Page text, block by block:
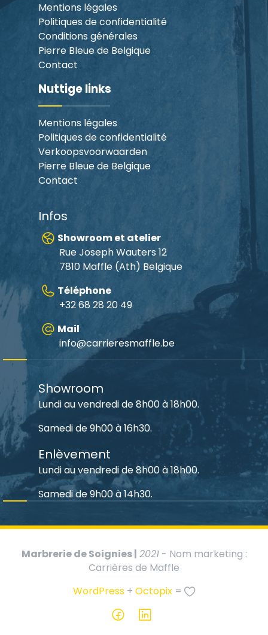
Mentions légales
Politiques de confidentialité
Conditions générales
Pierre Bleue de Belgique
Contact
Nuttige links
Mentions légales
Politiques de confidentialité
Verkoopsvoorwaarden
Pierre Bleue de Belgique
Contact
Infos
Showroom et atelier
Rue Joseph Wauters 12
7810 Maffle (Ath) Belgique
Téléphone
+32 68 28 20 49
Mail
info@carrieresmaffle.be
Showroom
Lundi au vendredi de 8h00 à 18h00.
Samedi de 9h00 à 16h30.
Enlèvement
Lundi au vendredi de 8h00 à 18h00.
Samedi de 9h00 à 14h30.
Marbrerie de Soignies | 2021- Nom marketing :
Carrières de Maffle
WordPress+ Octopix=